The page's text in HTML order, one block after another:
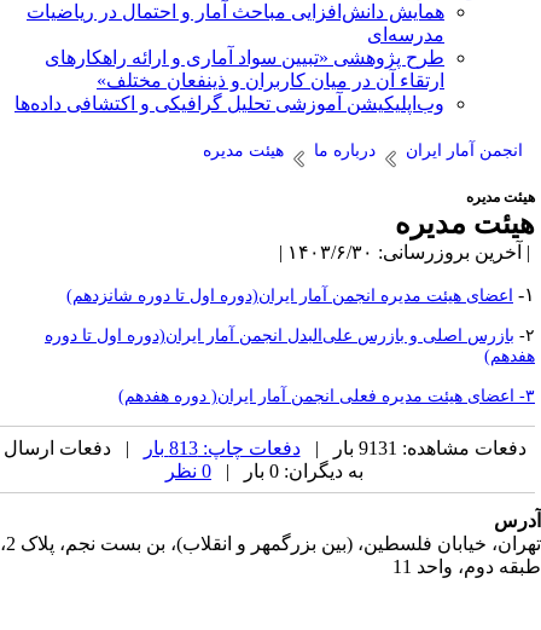
همایش دانش‌افزایی مباحث آمار و احتمال در ریاضیات
مدرسه‌ای
طرح پژوهشی «تبیین سواد آماری و ارائه راهکارهای
ارتقاء آن در میان کاربران و ذینفعان مختلف»
وب‌اپلیکیشن آموزشی تحلیل گرافیکی و اکتشافی داده‌ها
انجمن آمار ایران درباره ما هیئت مدیره
مدیره
مدیره
بروزرسانی: ۱۴۰۳/۶/۳۰ |
اعضای هیئت مدیره انجمن آمار ایران(دوره اول تا دوره شانزدهم)
بازرس اصلی و بازرس علی‌البدل انجمن آمار ایران(دوره اول تا دوره
دفعات مشاهده: 9131 بار | دفعات چاپ: 813 بار
| دفعات ارسال
به دیگران: 0 بار |
تهران، خیابان فلسطین، (بین بزرگمهر و انقلاب)، بن بست نجم، پلاک 2،
دوم، واحد 11